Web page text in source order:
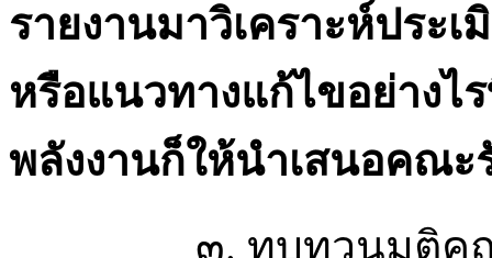
รายงานมาวิเคราะห์ประ
หรือแนวทางแก้ไขอย่างไ
พลังงานก็ให้นำเสนอคณ
๓. ทบทวนมติคณะรั